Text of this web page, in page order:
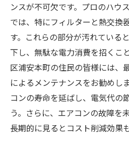
ンスが不可欠です。プロのハウ
では、特にフィルターと熱交換
す。これらの部分が汚れている
下し、無駄な電力消費を招くこ
区浦安本町の住民の皆様には、
によるメンテナンスをお勧めし
コンの寿命を延ばし、電気代の
う。さらに、エアコンの故障を
長期的に見るとコスト削減効果